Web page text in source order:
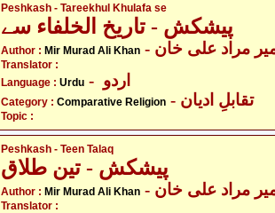
Peshkash - Tareekhul Khulafa se
پیشکش - تاریخ الخلفاء سے
Author : Mir Murad Ali Khan میر مراد علی خان
Translator :
Language : Urdu
Category : Comparative Religion - تقابلِ ادیان
Topic :
Peshkash - Teen Talaq
پیشکش - تین طلاق
Author : Mir Murad Ali Khan میر مراد علی خان
Translator :